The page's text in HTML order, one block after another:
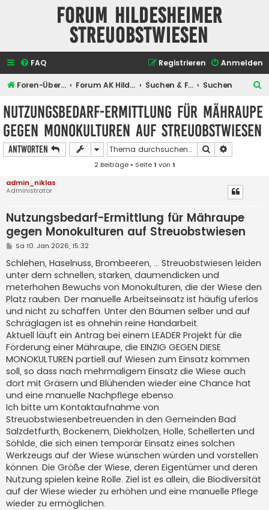
Forum Hildesheimer
Streuobstwiesen
FAQ Anmelden
Registrieren
Foren-Übersicht Forum AK Hildesheimer Streuobstwiesen Suchen & Finden Suchen
c
Nutzungsbedarf-Ermittlung für Mähraupe
gegen Monokulturen auf Streuobstwiesen
Antworten Suche
2 Beiträge • Seite1 von 1
admin_niklas
Administrator
Nutzungsbedarf-Ermittlung für Mähraupe
gegen Monokulturen auf Streuobstwiesen
B
i
t
r
a
g
Sa 10. Jan 2026, 15:32
Schlehen, Haselnuss, Brombeeren, ... Streuobstwiesen leiden
unter dem schnellen, starken, daumendicken und
meterhohen Bewuchs von Monokulturen, die der Wiese den
Platz rauben. Der manuelle Arbeitseinsatz ist häufig uferlos
und nicht zu schaffen. Unter den Bäumen selber und auf
Schräglagen ist es ohnehin reine Handarbeit.
Aktuell läuft ein Antrag bei einem LEADER Projekt für die
Förderung einer Mähraupe, die EINZIG GEGEN DIESE
MONOKULTUREN partiell auf Wiesen zum Einsatz kommen
soll, so dass nach mehrmaligem Einsatz die Wiese auch
dort mit Gräsern und Blühenden wieder eine Chance hat
und eine manuelle Nachpflege ebenso.
Ich bitte um Kontaktaufnahme von
Streuobstwiesenbetreuenden in den Gemeinden Bad
Salzdetfurth, Bockenem, Diekholzen, Holle, Schellerten und
Söhlde, die sich einen temporär Einsatz eines solchen
Werkzeugs auf der Wiese wünschen würden und vorstellen
können. Die Größe der Wiese, deren Eigentümer und deren
Nutzung spielen keine Rolle. Ziel ist es allein, die Biodiversität
auf der Wiese wieder zu erhöhen und eine manuelle Pflege
wieder zu ermöglichen.